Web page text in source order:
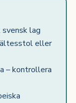
lag
eller
– kontrollera